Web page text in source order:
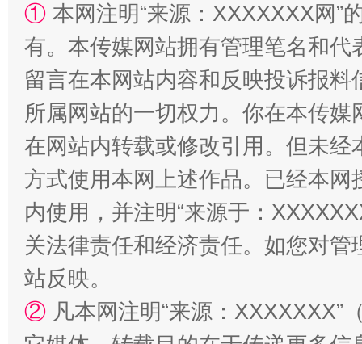
站台名比不上好声名
① 本网注明“来源：XXXXXXX网”
有。本传媒网站拥有管理笔名和
留言在本网站内容和反映投诉报
所属网站的一切权力。你在本传
在网站内转载或修改引用。但未
方式使用本网上述作品。已经本
内使用，并注明“来源于：
关法律责任和经济责任。如您对
站反映。
② 凡本网注明“来源：